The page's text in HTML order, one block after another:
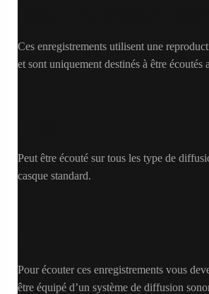
Ces enregistrements utilisent une
et sont uniquement destinés à être écoutés
Peut être écouté sur tous les type de
casque standard.
Pour écouter ces enregistrements vous
être équipé d’un système de diffusion